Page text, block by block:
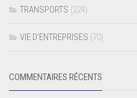
TRANSPORTS (224)
VIE D’ENTREPRISES (70)
COMMENTAIRES RÉCENTS